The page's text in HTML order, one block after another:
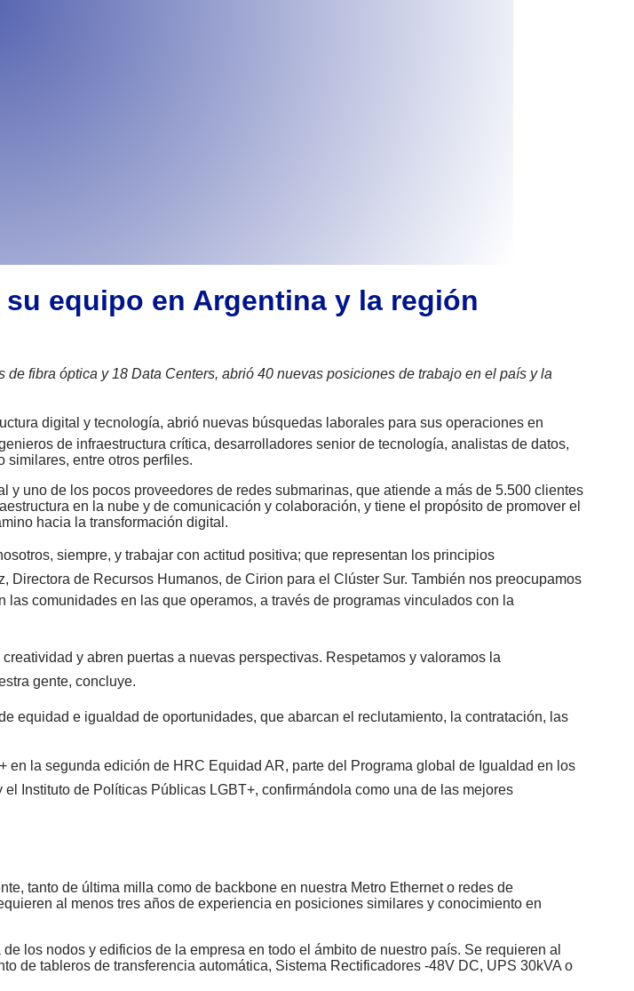
equipo en Argentina y la región
fibra óptica y 18 Data Centers, abrió 40 nuevas posiciones de trabajo en el país y la
digital y tecnología, abrió nuevas búsquedas laborales para sus operaciones en
de infraestructura crítica, desarrolladores senior de tecnología, analistas de datos,
similares, entre otros perfiles.
uno de los pocos proveedores de redes submarinas, que atiende a más de 5.500 clientes
en la nube y de comunicación y colaboración, y tiene el propósito de promover el
hacia la transformación digital.
siempre, y trabajar con actitud positiva; que representan los principios
de Recursos Humanos, de Cirion para el Clúster Sur. También nos preocupamos
comunidades en las que operamos, a través de programas vinculados con la
y abren puertas a nuevas perspectivas. Respetamos y valoramos la
gente, concluye.
equidad e igualdad de oportunidades, que abarcan el reclutamiento, la contratación, las
la segunda edición de HRC Equidad AR, parte del Programa global de Igualdad en los
Instituto de Políticas Públicas LGBT+, confirmándola como una de las mejores
tanto de última milla como de backbone en nuestra Metro Ethernet o redes de
al menos tres años de experiencia en posiciones similares y conocimiento en
los nodos y edificios de la empresa en todo el ámbito de nuestro país. Se requieren al
de tableros de transferencia automática, Sistema Rectificadores -48V DC, UPS 30kVA o